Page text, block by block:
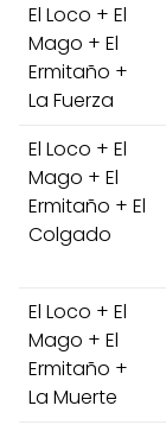
El Loco + El
Mago + El
Ermitaño +
La Fuerza
El Loco + El
Mago + El
Ermitaño + El
Colgado
El Loco + El
Mago + El
Ermitaño +
La Muerte